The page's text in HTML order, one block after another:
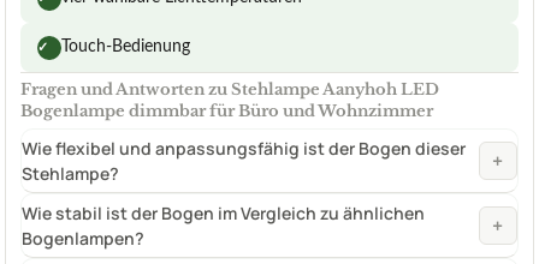
✓ Touch-Bedienung
Fragen und Antworten zu Stehlampe Aanyhoh LED
Bogenlampe dimmbar für Büro und Wohnzimmer
Wie flexibel und anpassungsfähig ist der Bogen dieser
Stehlampe?
+
Wie stabil ist der Bogen im Vergleich zu ähnlichen
Bogenlampen?
+